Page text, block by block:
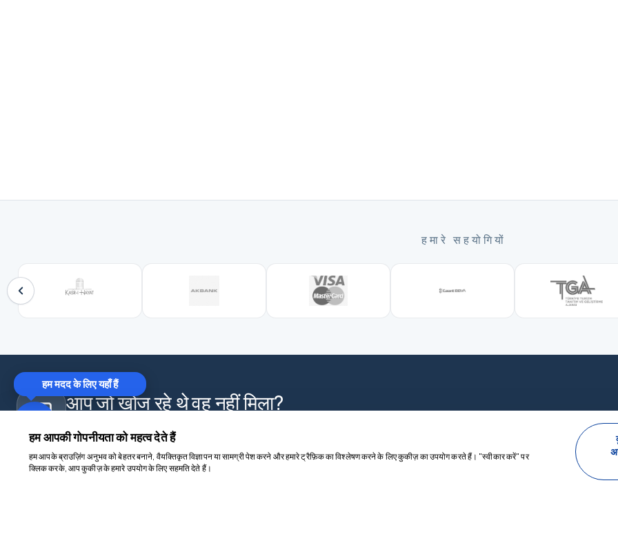
हमारे सहयोगियों
आप जो खोज रहे थे वह नहीं मिला?
हम आपकी गोपनीयता को महत्व देते हैं
हम आपके ब्राउज़िंग अनुभव को बेहतर बनाने, वैयक्तिकृत विज्ञापन या सामग्री पेश करने और हमारे ट्रैफ़िक का विश्लेषण करने के लिए कुकीज़ का उपयोग करते हैं। "स्वीकार करें" पर
क्लिक करके, आप कुकीज़ के हमारे उपयोग के लिए सहमति देते हैं।
हम मदद के लिए यहाँ हैं